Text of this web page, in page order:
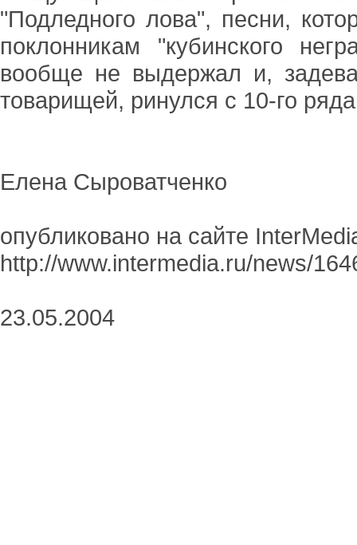
"Подледного лова", песни,
поклонникам "кубинского
вообще не выдержал и,
товарищей, ринулся с 10-го
Елена Сыроватченко
опубликовано на сайте
http://www.intermedia.ru/news/
23.05.2004